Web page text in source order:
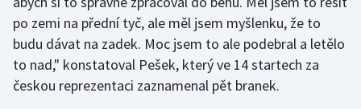
po zemi na přední tyč, ale měl jsem myšlenku, že to
budu dávat na zadek. Moc jsem to ale podebral a letělo
to nad," konstatoval Pešek, který ve 14 startech za
českou reprezentaci zaznamenal pět branek.